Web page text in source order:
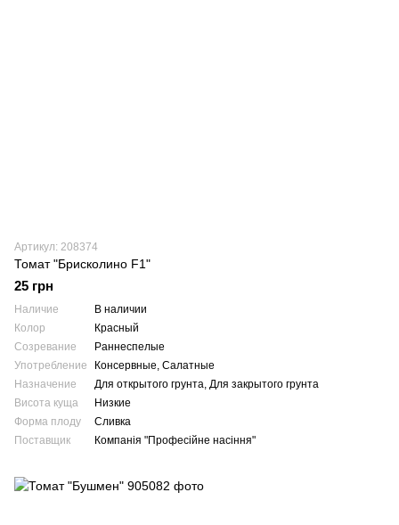
Артикул: 208374
Томат "Брисколино F1"
25 грн
Наличие
В наличии
Колор
Красный
Созревание
Раннеспелые
Употребление
Консервные, Салатные
Назначение
Для открытого грунта, Для закрытого грунта
Висота куща
Низкие
Форма плоду
Сливка
Поставщик
Компанія "Професійне насіння"